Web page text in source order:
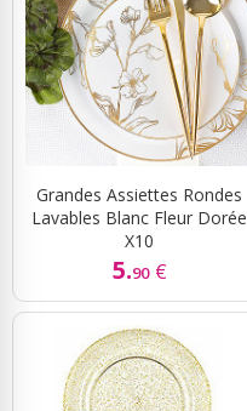
Grandes Assiettes Rondes
Lavables Blanc Fleur Dorée
X10
5.90 €